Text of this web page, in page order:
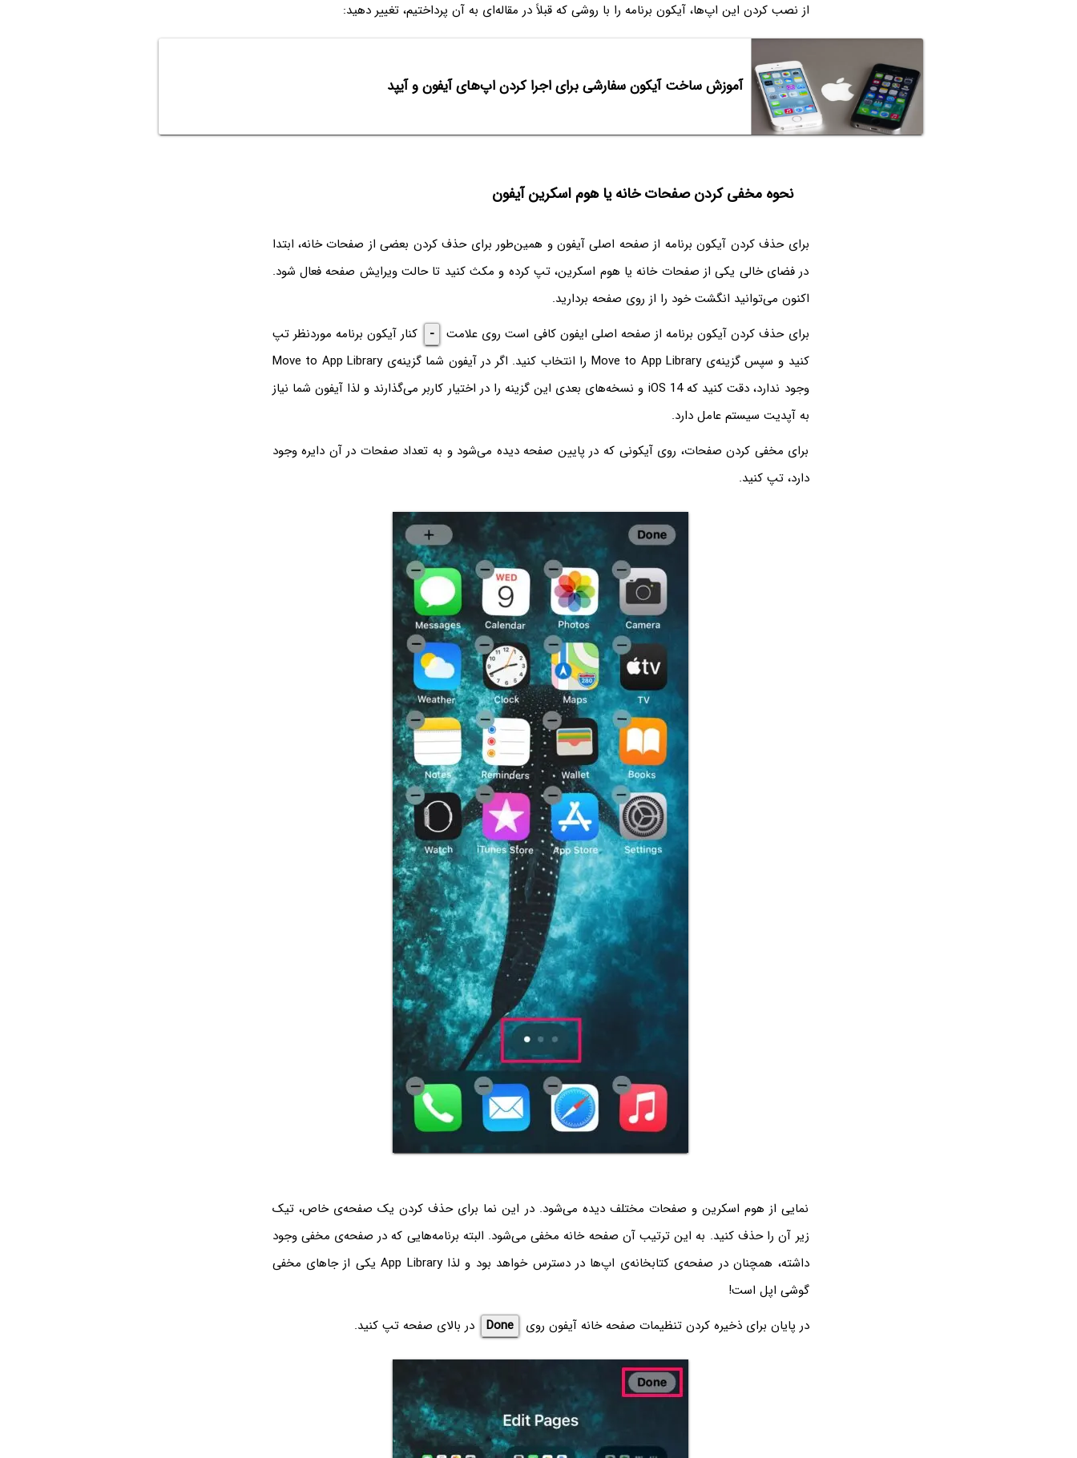
از نصب کردن این اپ‌ها، آیکون برنامه را با روشی که قبلاً در مقاله‌ای به آن پرداختیم، تغییر دهید:
آموزش ساخت آیکون سفارشی برای اجرا کردن اپ‌های آیفون و آیپد
نحوه مخفی کردن صفحات خانه یا هوم اسکرین آیفون
برای حذف کردن آیکون برنامه از صفحه اصلی آیفون و همین‌طور برای حذف کردن بعضی از صفحات خانه، ابتدا
در فضای خالی یکی از صفحات خانه یا هوم اسکرین، تپ کرده و مکث کنید تا حالت ویرایش صفحه فعال شود.
اکنون می‌توانید انگشت خود را از روی صفحه بردارید.
برای حذف کردن آیکون برنامه از صفحه اصلی ایفون کافی است روی علامت
-
کنار آیکون برنامه موردنظر تپ
کنید و سپس گزینه‌ی Move to App Library را انتخاب کنید. اگر در آیفون شما گزینه‌ی Move to App Library
وجود ندارد، دقت کنید که iOS 14 و نسخه‌های بعدی این گزینه را در اختیار کاربر می‌گذارند و لذا آیفون شما نیاز
به آپدیت سیستم عامل دارد.
برای مخفی کردن صفحات، روی آیکونی که در پایین صفحه دیده می‌شود و به تعداد صفحات در آن دایره وجود
دارد، تپ کنید.
نمایی از هوم اسکرین و صفحات مختلف دیده می‌شود. در این نما برای حذف کردن یک صفحه‌ی خاص، تیک
زیر آن را حذف کنید. به این ترتیب آن صفحه خانه مخفی می‌شود. البته برنامه‌هایی که در صفحه‌ی مخفی وجود
داشته، همچنان در صفحه‌ی کتابخانه‌ی اپ‌ها در دسترس خواهد بود و لذا App Library یکی از جاهای مخفی
گوشی اپل است!
در پایان برای ذخیره کردن تنظیمات صفحه خانه آیفون روی
Done در بالای صفحه تپ کنید.